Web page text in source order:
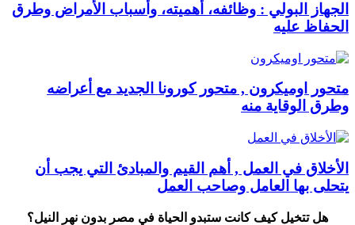
الجهاز البولي : وظائفه، أهميته، وأسباب الأمراض وطرق
الحفاظ عليه
متحور اوميكرون , متحور كورونا الجديد مع أعراضه
وطرق الوقاية منه
الأخلاق في العمل , أهم القيم والمبادئ التي يجب أن
يتحلى بها العامل وصاحب العمل
هل تتخيل كيف كانت ستبدو الحياة في مصر بدون نهر النيل؟